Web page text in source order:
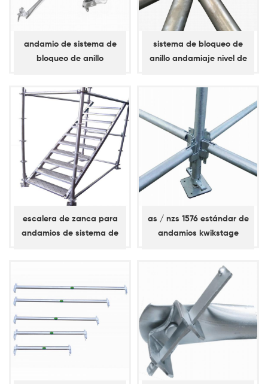
andamio de sistema de
bloqueo de anillo
abrazadera de bahía
sistema de bloqueo de
anillo andamiaje nivel de
mayor diagonal
escalera de zanca para
andamios de sistema de
as / nzs 1576 estándar de
andamios kwikstage